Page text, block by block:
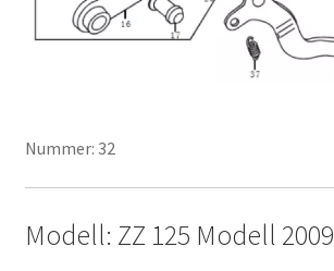
Nummer: 32
Modell: ZZ 125 Modell 2009